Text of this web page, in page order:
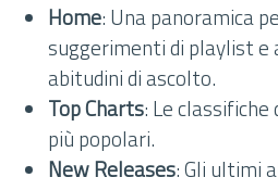
Home: Una panoramica
suggerimenti di playlist
abitudini di ascolto.
Top Charts: Le
più popolari.
New Releases: Gli ultimi